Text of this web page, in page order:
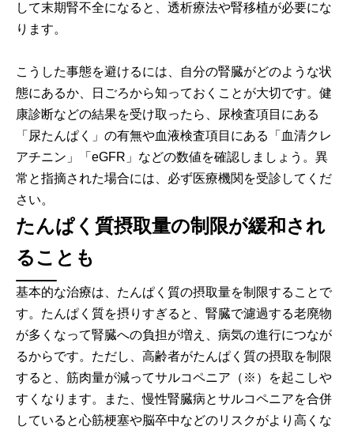
して末期腎不全になると、透析療法や腎移植が必要にな
ります。
こうした事態を避けるには、自分の腎臓がどのような状
態にあるか、日ごろから知っておくことが大切です。健
康診断などの結果を受け取ったら、尿検査項目にある
「尿たんぱく」の有無や血液検査項目にある「血清クレ
アチニン」「eGFR」などの数値を確認しましょう。異
常と指摘された場合には、必ず医療機関を受診してくだ
さい。
たんぱく質摂取量の制限が緩和され
ることも
基本的な治療は、たんぱく質の摂取量を制限することで
す。たんぱく質を摂りすぎると、腎臓で濾過する老廃物
が多くなって腎臓への負担が増え、病気の進行につなが
るからです。ただし、高齢者がたんぱく質の摂取を制限
すると、筋肉量が減ってサルコペニア（※）を起こしや
すくなります。また、慢性腎臓病とサルコペニアを合併
していると心筋梗塞や脳卒中などのリスクがより高くな